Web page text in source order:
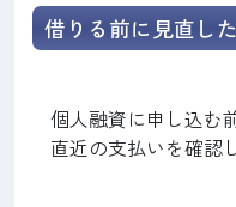
借りる前に見直し
個人融資に申し込む
直近の支払いを確認